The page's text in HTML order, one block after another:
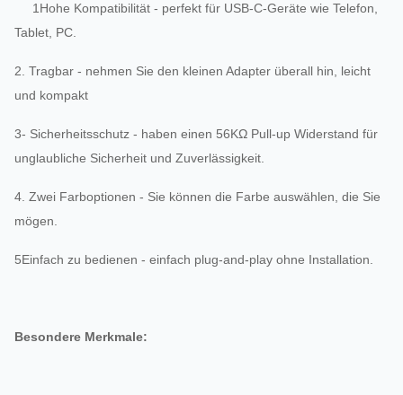
1Hohe Kompatibilität - perfekt für USB-C-Geräte wie Telefon,
Tablet, PC.
2. Tragbar - nehmen Sie den kleinen Adapter überall hin, leicht
und kompakt
3- Sicherheitsschutz - haben einen 56KΩ Pull-up Widerstand für
unglaubliche Sicherheit und Zuverlässigkeit.
4. Zwei Farboptionen - Sie können die Farbe auswählen, die Sie
mögen.
5Einfach zu bedienen - einfach plug-and-play ohne Installation.
Besondere Merkmale: